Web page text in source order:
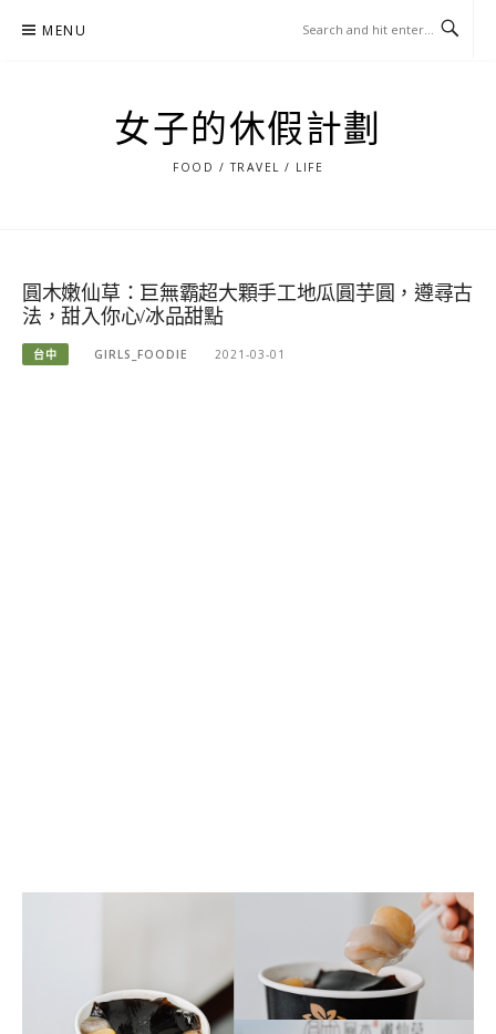
MENU
女子的休假計劃
FOOD / TRAVEL / LIFE
圓木嫩仙草：巨無霸超大顆手工地瓜圓芋圓，遵尋古
法，甜入你心/冰品甜點
台中 GIRLS_FOODIE 2021-03-01